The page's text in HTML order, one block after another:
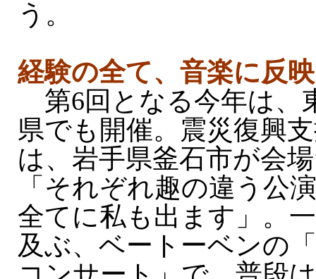
う。
経験の全て、音楽に反映
第6回となる今年は、
県でも開催。震災復興
は、岩手県釜石市が会
「それぞれ趣の違う公
全てに私も出ます」。
及ぶ、ベートーベンの